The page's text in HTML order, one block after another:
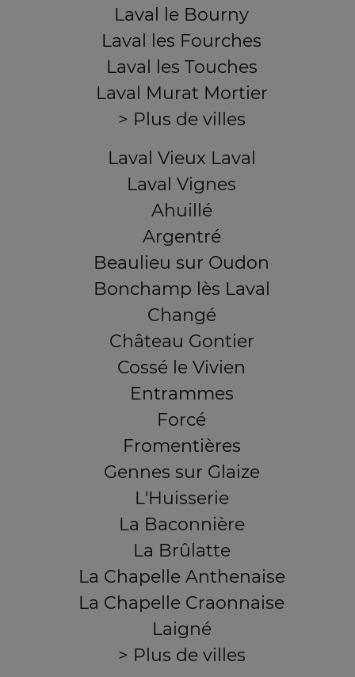
Laval le Bourny
Laval les Fourches
Laval les Touches
Laval Murat Mortier
> Plus de villes
Laval Vieux Laval
Laval Vignes
Ahuillé
Argentré
Beaulieu sur Oudon
Bonchamp lès Laval
Changé
Château Gontier
Cossé le Vivien
Entrammes
Forcé
Fromentières
Gennes sur Glaize
L'Huisserie
La Baconnière
La Brûlatte
La Chapelle Anthenaise
La Chapelle Craonnaise
Laigné
> Plus de villes